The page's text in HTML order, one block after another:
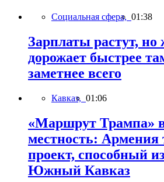
Социальная сфера, 01:38
Зарплаты растут, но
дорожает быстрее
заметнее всего
Кавказ, 01:06
«Маршрут Трампа»
местность: Армения
проект, способный
Южный Кавказ